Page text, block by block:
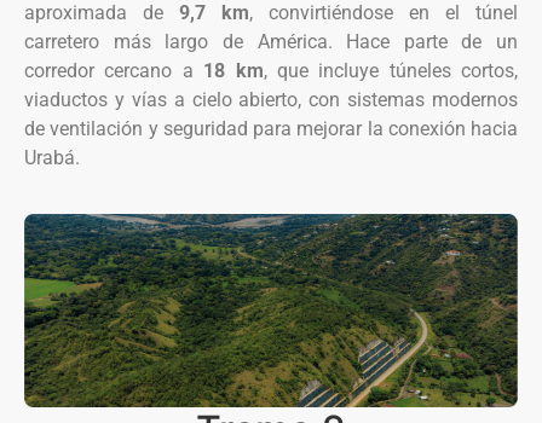
aproximada de 9,7 km, convirtiéndose en el túnel
carretero más largo de América. Hace parte de un
corredor cercano a 18 km, que incluye túneles cortos,
viaductos y vías a cielo abierto, con sistemas modernos
de ventilación y seguridad para mejorar la conexión hacia
Urabá.